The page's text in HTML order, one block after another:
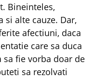
Bineinteles,
si alte cauze. Dar,
afectiuni, daca
care sa duca
sa fie vorba doar de
sa rezolvati